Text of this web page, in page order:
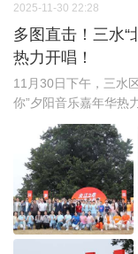
2025-11-30 22:28
多图直击！三水“
热力开唱！
11月30日下午，三水
你”夕阳音乐嘉年华热